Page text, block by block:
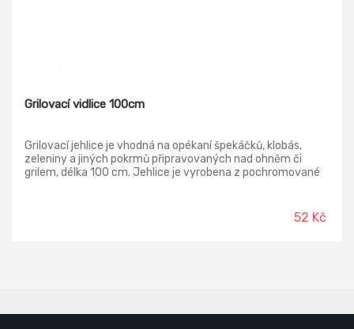
Grilovací vidlice 100cm
Grilovací jehlice je vhodná na opékaní špekáčků, klobás,
zeleniny a jiných pokrmů připravovaných nad ohněm či
grilem, délka 100 cm. Jehlice je vyrobena z pochromované
52 Kč